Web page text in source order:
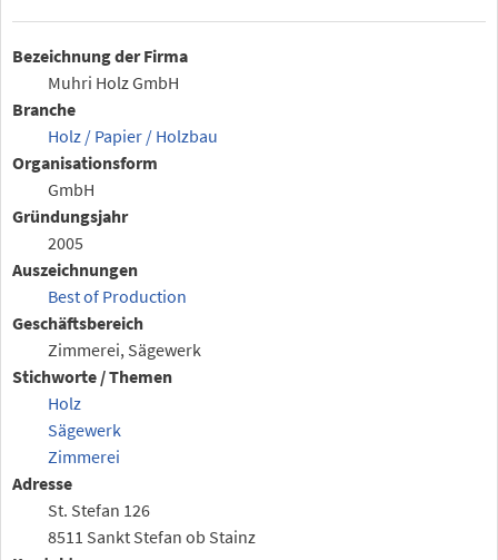
Bezeichnung der Firma
Muhri Holz GmbH
Branche
Holz / Papier / Holzbau
Organisationsform
GmbH
Gründungsjahr
2005
Auszeichnungen
Best of Production
Geschäftsbereich
Zimmerei, Sägewerk
Stichworte / Themen
Holz
Sägewerk
Zimmerei
Adresse
St. Stefan 126
8511 Sankt Stefan ob Stainz